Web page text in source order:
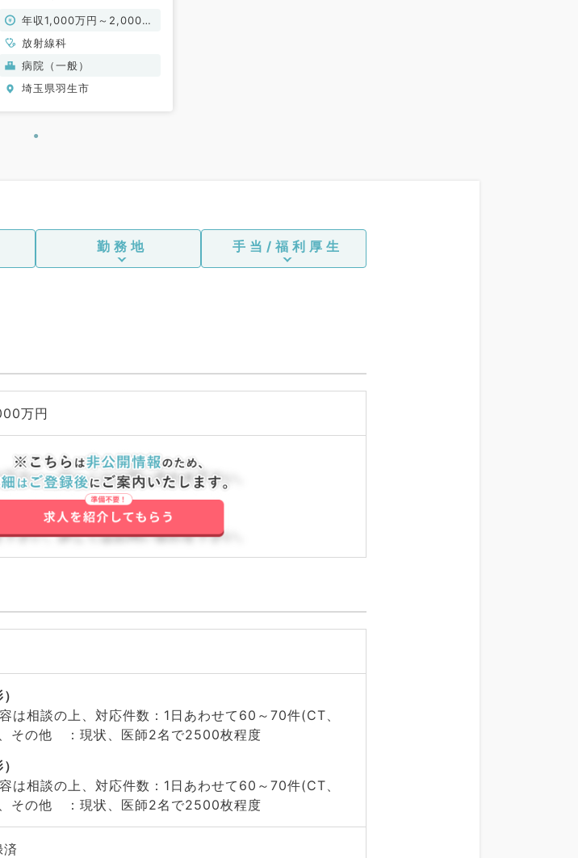
年収1,000万円～2,000万
円
放射線科
病院（一般）
埼玉県羽生市
勤務地 手当/福利厚生
万円
下さい。詳しくはお問い合わせ下さい。
下さい。詳しくはお問い合わせ下さい。
は相談の上、対応件数：1日あわせて60～70件(CT、
その他 ：現状、医師2名で2500枚程度
は相談の上、対応件数：1日あわせて60～70件(CT、
その他 ：現状、医師2名で2500枚程度